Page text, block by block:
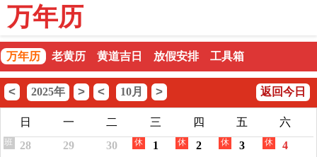
万年历
万年历 老黄历 黄道吉日 放假安排 工具箱
< 2025年 > < 10月 > 返回今日
日 一 二 三 四 五
六
28
班 29 30 1
休 2
休 3
休 4
休